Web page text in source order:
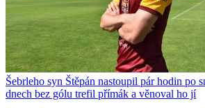
Šebrleho syn Štěpán nastoupil pár hodin po
dnech bez gólu trefil přímák a věnoval ho jí